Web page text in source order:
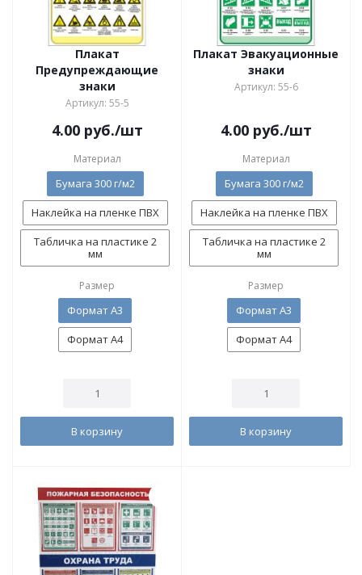
Плакат
Предупреждающие
знаки
Артикул: 55-5
4.00руб./шт
Материал
Бумага 300 г/м2
Наклейка на пленке ПВХ
Табличка на пластике 2
мм
Размер
Формат А3
Формат А4
В корзину
Плакат Эвакуационные
знаки
Артикул: 55-6
4.00руб./шт
Материал
Бумага 300 г/м2
Наклейка на пленке ПВХ
Табличка на пластике 2
мм
Размер
Формат А3
Формат А4
В корзину